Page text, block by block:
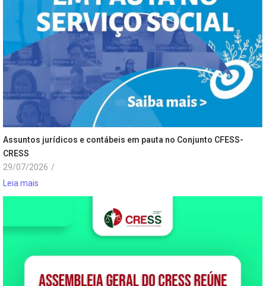
Assuntos jurídicos e contábeis em pauta no Conjunto CFESS-
CRESS
29/07/2026 /
Leia mais